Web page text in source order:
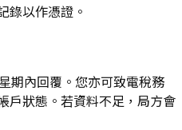
錄以作憑證。
期內回覆。您亦可致電稅務
戶狀態。若資料不足，局方會